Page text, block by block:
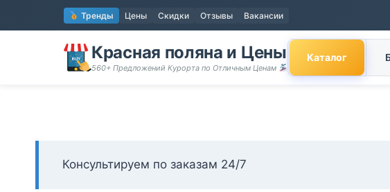
к
содержимому
Тренды Цены Скидки Отзывы Вакансии
Красная поляна и Цены
560+ Предложений Курорта по Отличным Ценам
Каталог
Консультируем по заказам 24/7